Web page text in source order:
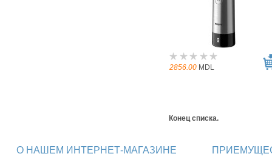
2856.00 MDL
Конец списка.
О НАШЕМ ИНТЕРНЕТ-МАГАЗИНЕ